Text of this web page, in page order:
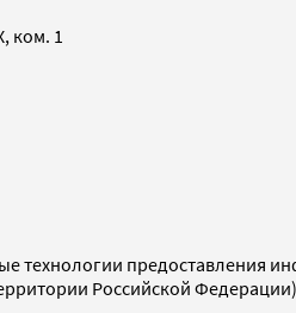
ком. 1
предоставления
Российской Федерации)